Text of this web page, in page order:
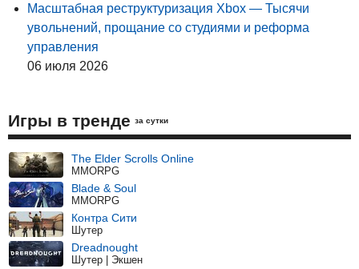
Масштабная реструктуризация Xbox — Тысячи
увольнений, прощание со студиями и реформа
управления
06 июля 2026
Игры в тренде за сутки
The Elder Scrolls Online
MMORPG
Blade & Soul
MMORPG
Контра Сити
Шутер
Dreadnought
Шутер | Экшен